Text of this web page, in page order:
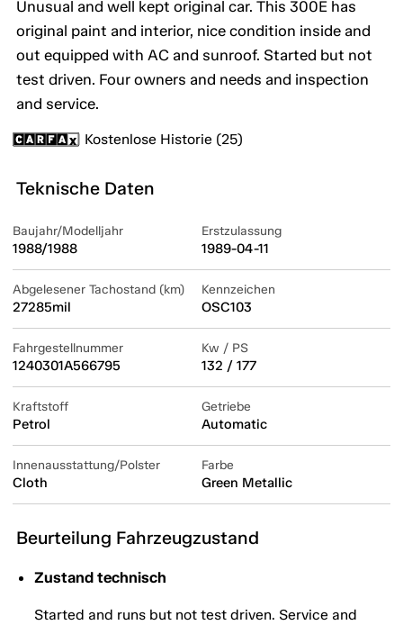
Unusual and well kept original car. This 300E has
original paint and interior, nice condition inside and
out equipped with AC and sunroof. Started but not
test driven. Four owners and needs and inspection
and service.
Kostenlose Historie (25)
Teknische Daten
Baujahr/Modelljahr
1988/1988
Erstzulassung
1989-04-11
Abgelesener Tachostand (km)
27285mil
Kennzeichen
OSC103
Fahrgestellnummer
1240301A566795
Kw / PS
132 / 177
Kraftstoff
Petrol
Getriebe
Automatic
Innenausstattung/Polster
Cloth
Farbe
Green Metallic
Beurteilung Fahrzeugzustand
Zustand technisch
Started and runs but not test driven. Service and